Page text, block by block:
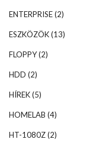
ENTERPRISE(2)
ESZKÖZÖK(13)
FLOPPY(2)
HDD (2)
HÍREK(5)
HOMELAB (4)
HT-1080Z(2)